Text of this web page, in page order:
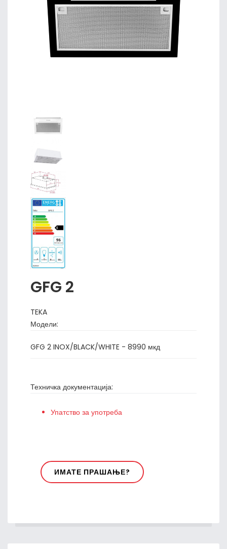
GFG 2
TEKA
Модели:
GFG 2 INOX/BLACK/WHITE - 8990 мкд
Техничка документација:
Упатство за употреба
ИМАТЕ ПРАШАЊЕ?